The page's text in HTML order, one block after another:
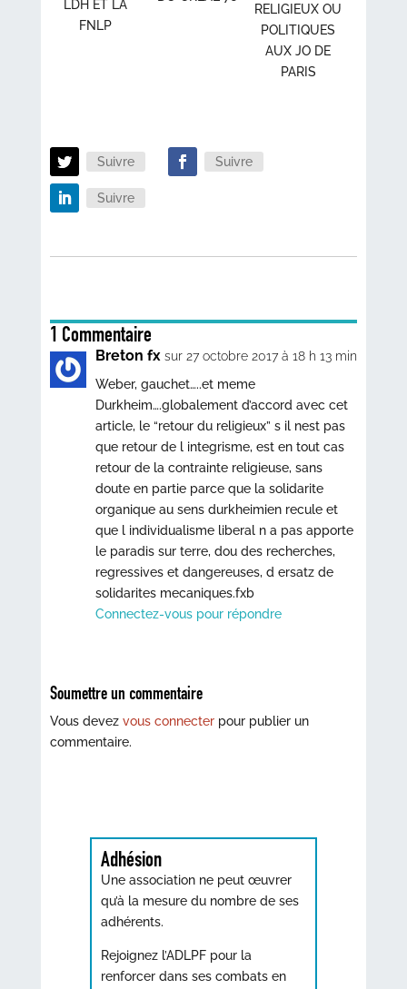
LDH ET LA
FNLP
RELIGIEUX OU
POLITIQUES
AUX JO DE
PARIS
Suivre Suivre
Suivre
1 Commentaire
Breton fx sur 27 octobre 2017 à 18 h 13 min
Weber, gauchet…..et meme
Durkheim….globalement d’accord avec cet
article, le “retour du religieux” s il nest pas
que retour de l integrisme, est en tout cas
retour de la contrainte religieuse, sans
doute en partie parce que la solidarite
organique au sens durkheimien recule et
que l individualisme liberal n a pas apporte
le paradis sur terre, dou des recherches,
regressives et dangereuses, d ersatz de
solidarites mecaniques.fxb
Connectez-vous pour répondre
Soumettre un commentaire
Vous devez vous connecterpour publier un
commentaire.
Adhésion
Une association ne peut œuvrer
qu’à la mesure du nombre de ses
adhérents.
Rejoignez l’ADLPF pour la
renforcer dans ses combats en